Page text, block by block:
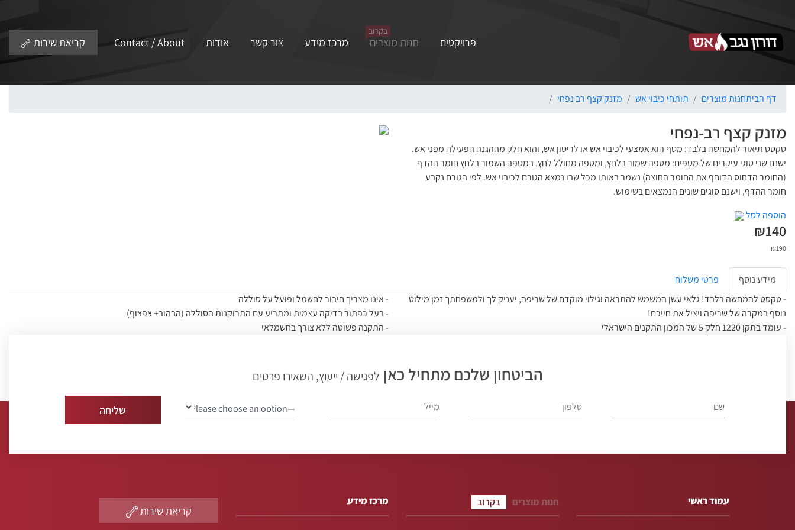
פרויקטים חנות מוצרים
בקרוב
מרכז מידע צור קשר אודות Contact / About קריאת שירות
דף הביתחנות מוצרים תותחי כיבוי אש מזנק קצף רב נפחי
מזנק קצף רב-נפחי
טקסט תיאור להמחשה בלבד: מטף הוא אמצעי לכיבוי אש או לריסון אש, והוא חלק מההגנה הפעילה מפני אש.
ישנם שני סוגי עיקרים של מַטְפִּים: מטפה שמור בלחץ, ומטפה מחולל לחץ. במטפה השמור בלחץ חומר ההדף
(החומר הדחוס הדוחף את החומר החוצה) נשמר באותו מכל שבו נמצא הגורם לכיבוי אש. לפי הגורם נקבע
חומר ההדף, וישנם סוגים שונים הנמצאים בשימוש.
הוספה לסל
₪140
₪190
מידע נוסף
פרטי משלוח
- טקסט להמחשה בלבד! גלאי עשן המשמש להתראה וגילוי מוקדם של שריפה, יעניק לך ולמשפחתך זמן מילוט
נוסף במקרה של שריפה ויציל את חייכם!
- עומד בתקן 1220 חלק 5 של המכון התקנים הישראלי
- אינו מצריך חיבור לחשמל ופועל על סוללה
- בעל כפתור בדיקה עצמית ומתריע עם התרוקנות הסוללה (הבהוב+ צפצוף)
- התקנה פשוטה ללא צורך בחשמלאי
- אחריות לשנה למוצר (לא לסוללה)
- המוצר מגיע עם סוללה והוראות התקנה מפורטותהביטחון שלכם מתחיל כאן לפגישה / ייעוץ, השאירו פרטים
עמוד ראשי חנות מוצרים בקרוב מרכז מידע
קריאת שירות